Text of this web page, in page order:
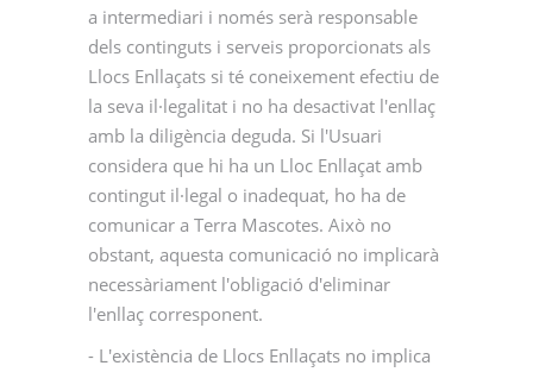
a intermediari i només serà responsable
dels continguts i serveis proporcionats als
Llocs Enllaçats si té coneixement efectiu de
la seva il·legalitat i no ha desactivat l'enllaç
amb la diligència deguda. Si l'Usuari
considera que hi ha un Lloc Enllaçat amb
contingut il·legal o inadequat, ho ha de
comunicar a Terra Mascotes. Això no
obstant, aquesta comunicació no implicarà
necessàriament l'obligació d'eliminar
l'enllaç corresponent.
- L'existència de Llocs Enllaçats no implica